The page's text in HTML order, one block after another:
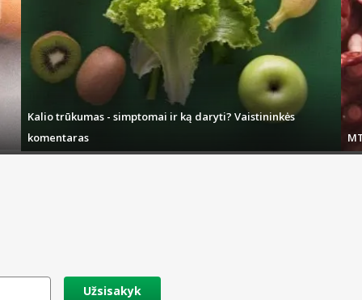
Kalio trūkumas - simptomai ir ką daryti? Vaistininkės
komentaras
Užsisakyk